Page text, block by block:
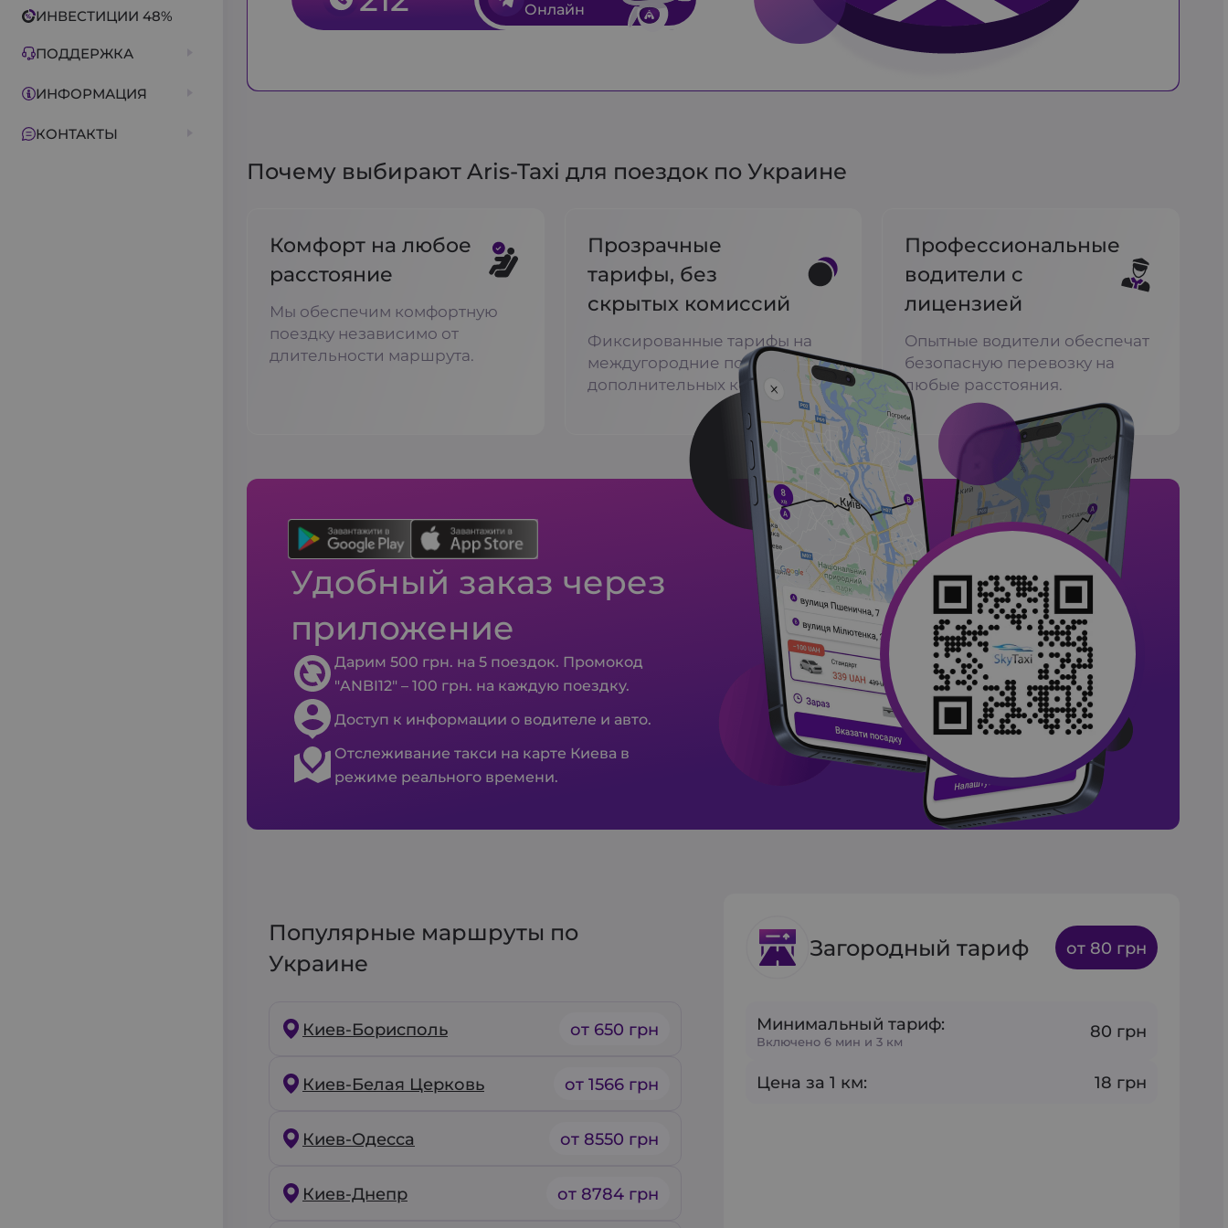
ИНВЕСТИЦИИ 48%
ПОДДЕРЖКА
ИНФОРМАЦИЯ
КОНТАКТЫ
Онлайн
Почему выбирают Aris-Taxi для поездок по Украине
Комфорт на любое
расстояние
Мы обеспечим комфортную
поездку независимо от
длительности маршрута.
Прозрачные
тарифы, без
скрытых комиссий
Фиксированные тарифы на
междугородние поездки без
дополнительных комиссий.
Профессиональные
водители с
лицензией
Опытные водители обеспечат
безопасную перевозку на
любые расстояния.
Удобный заказ через
приложение
Дарим 500 грн. на 5 поездок. Промокод
"ANBI12" – 100 грн. на каждую поездку.
Доступ к информации о водителе и авто.
Отслеживание такси на карте Киева в
режиме реального времени.
Популярные маршруты по
Украине
Киев-Борисполь от 650 грн
Киев-Белая Церковь от 1566 грн
Киев-Одесса от 8550 грн
Киев-Днепр от 8784 грн
Загородный тариф от 80 грн
Минимальный тариф:
Включено 6 мин и 3 км 80 грн
Цена за 1 км: 18 грн